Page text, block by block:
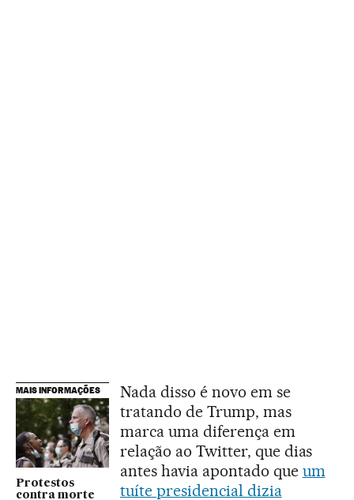
MAIS INFORMAÇÕES
Protestos
contra morte
Nada disso é novo em se
tratando de Trump, mas
marca uma diferença em
relação ao Twitter, que dias
antes havia apontado que um
tuíte presidencial dizia